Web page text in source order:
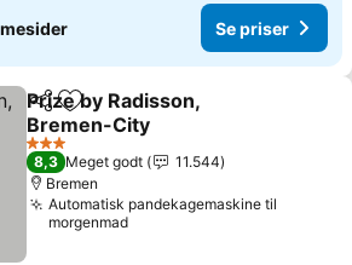
Se priser
Del Føj til favoritter
Prize by Radisson,
Bremen-City
Se priser
3 Stjerner
8,3 Meget godt
11.544
Bremen
Automatisk pandekagemaskine til
morgenmad